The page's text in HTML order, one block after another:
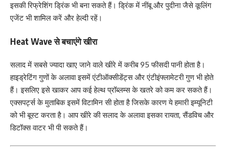
इसकी रिफ्रेशिंग ड्रिंक भी बना सकते हैं। ड्रिंक में नींबू और पुदीना जैसे कूलिंग
एजेंट भी शामिल करें और हेल्दी रहें।
Heat Wave से बचाएंगे खीरा
सलाद में सबसे ज्यादा खाए जाने वाले खीरे में करीब 95 फीसदी पानी होता है।
हाइड्रेटिंग गुणों के अलावा इसमें एंटीऑक्सीडेंट्स और एंटीइंफ्लामेटरी गुण भी होते
हैं। इसलिए इसे खाकर आप कई हेल्थ प्रॉब्लम्स के खतरे को कम कर सकते हैं।
एक्सपर्ट्स के मुताबिक इसमें विटामिन सी होता है जिसके कारण ये हमारी इम्यूनिटी
को भी बूस्ट करता है। आप खीरे की सलाद के अलावा इसका रायता, सैंडविच और
डिटॉक्स वाटर भी पी सकते हैं।